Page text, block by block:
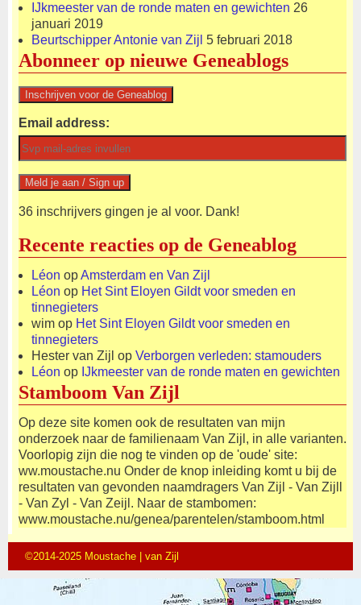
IJkmeester van de ronde maten en gewichten 26
januari 2019
Beurtschipper Antonie van Zijl 5 februari 2018
Abonneer op nieuwe Geneablogs
Email address:
36 inschrijvers gingen je al voor. Dank!
Recente reacties op de Geneablog
Léon opAmsterdam en Van Zijl
Léon op Het Sint Eloyen Gildt voor smeden en
tinnegieters
wim op Het Sint Eloyen Gildt voor smeden en
tinnegieters
Hester van Zijl op Verborgen verleden: stamouders
Léon op IJkmeester van de ronde maten en gewichten
Stamboom Van Zijl
Op deze site komen ook de resultaten van mijn
onderzoek naar de familienaam Van Zijl, in alle varianten.
Voorlopig zijn die nog te vinden op de 'oude' site:
ww.moustache.nu Onder de knop inleiding komt u bij de
resultaten van gevonden naamdragers Van Zijl - Van Zijll
- Van Zyl - Van Zeijl. Naar de stambomen:
www.moustache.nu/genea/parentelen/stamboom.html
©2014-2025 Moustache | van Zijl